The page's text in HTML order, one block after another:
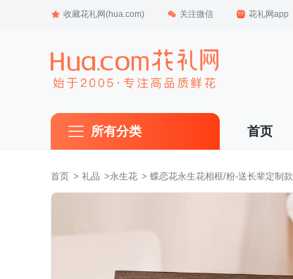
收藏花礼网(hua.com) 关注微信 花礼网app
所有分类 首页
首页 > 礼品 >永生花 > 蝶恋花永生花相框/粉-送长辈定制款